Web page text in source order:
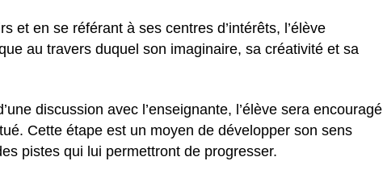
et en se référant à ses centres d’intérêts, l’élève
au travers duquel son imaginaire, sa créativité et sa
discussion avec l’enseignante, l’élève sera encouragé
Cette étape est un moyen de développer son sens
pistes qui lui permettront de progresser.